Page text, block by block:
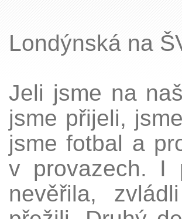
Londýnská na
Jeli jsme na
jsme přijeli,
jsme fotbal a
v provazech. I
nevěřila,